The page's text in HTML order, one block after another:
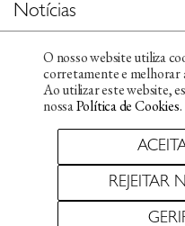
Notícias
Contactos & Mídia
Política de Privacidade
Política de Cookies
Canal de Denúncias
2026
O nosso website utiliza
corretamente e melhorar
Ao utilizar este website,
nossaPolítica de Cookies.
REJEITAR